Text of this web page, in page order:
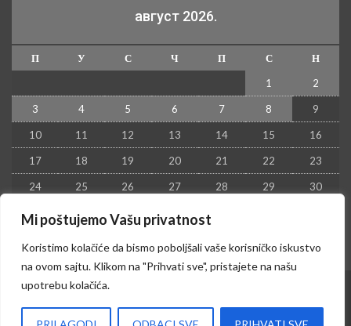
Mi poštujemo Vašu privatnost
Koristimo kolačiće da bismo poboljšali vaše korisničko iskustvo
na ovom sajtu. Klikom na "Prihvati sve", pristajete na našu
upotrebu kolačića.
август 2026.
П У С Ч П С
Н
1
2
3 4 5 6 7 8 9
10 11 12 13 14 15 16
17 18 19 20 21 22 23
24 25 26 27 28 29 30
31